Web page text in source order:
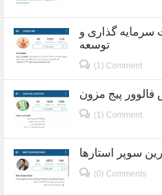
سرمایه گذاری و
توسعه
(1) Comment
فالوور پیج مزون
(1) Comment
سوپر استارها
(0) Comments